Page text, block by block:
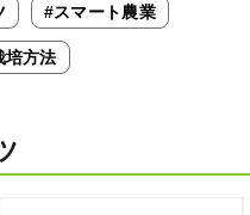
#スマート農業
培方法